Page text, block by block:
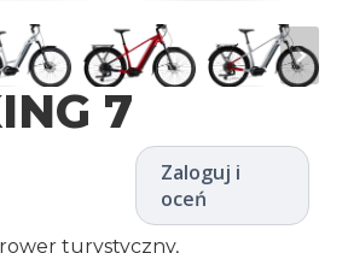
7
Zaloguj i
oceń
turystyczny,